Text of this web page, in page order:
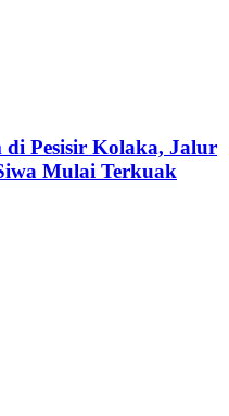
Pesisir Kolaka, Jalur
Mulai Terkuak